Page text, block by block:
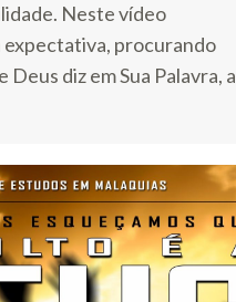
Neste vídeo
expectativa, procurando
Deus diz em Sua Palavra, a